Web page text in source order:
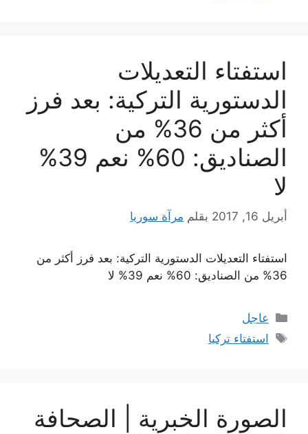
استفتاء التعديلات
الدستورية التركية: بعد فرز
أكثر من 36% من
الصناديق: 60% نعم 39%
لا
أبريل 16, 2017 بقلم مرآة سوريا
استفتاء التعديلات الدستورية التركية: بعد فرز أكثر من
36% من الصناديق: 60% نعم 39% لا
التصنيفات
عاجل
الوسوم
استفتاء تركيا
الصورة الخبرية | الصحافة